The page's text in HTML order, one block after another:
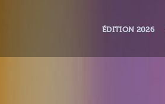
ÉDITION 2026